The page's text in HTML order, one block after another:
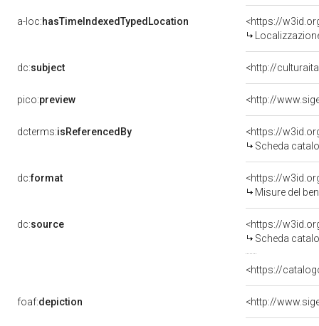
a-loc:hasTimeIndexedTypedLocation
<https://
dc:subject <http://
pico:preview
dcterms:isReferencedBy
<https://
Scheda
dc:format
<https://
Misure del
dc:source
<https://
Scheda
<https://
foaf:depiction